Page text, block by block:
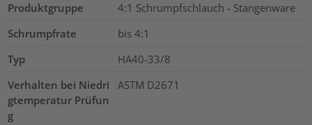
Produktgruppe
4:1 Schrumpfschlauch - Stangenware
Schrumpfrate
bis 4:1
Typ
HA40-33/8
Verhalten bei Niedri
gtemperatur Prüfun
g
ASTM D2671